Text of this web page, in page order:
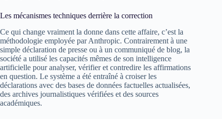
Les mécanismes techniques derrière la correction
Ce qui change vraiment la donne dans cette affaire, c’est la
méthodologie employée par Anthropic. Contrairement à une
simple déclaration de presse ou à un communiqué de blog, la
société a utilisé les capacités mêmes de son intelligence
artificielle pour analyser, vérifier et contredire les affirmations
en question. Le système a été entraîné à croiser les
déclarations avec des bases de données factuelles actualisées,
des archives journalistiques vérifiées et des sources
académiques.